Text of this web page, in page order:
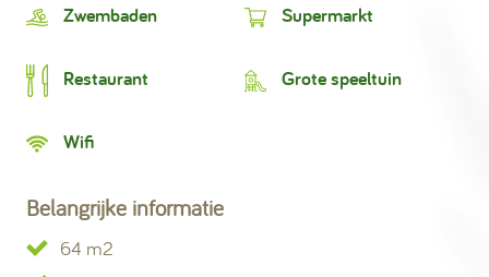
Zwembaden Supermarkt
Restaurant Grote speeltuin
Wifi
Belangrijke informatie
64 m2